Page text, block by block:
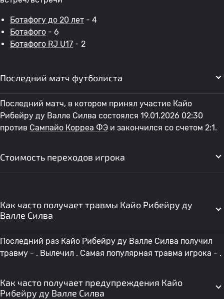
Ботафогу до 20 лет - 4
Ботафого - 6
Ботафого RJ U17 - 2
Последний матч футболиста
Последний матч, в котором принял участие Кайо
Рибейру ду Валле Силва состоялся 19.01.2026 02:30
против Сампайо Корреа ФЭ и закончился со счетом 2:1.
Стоимость переходов игрока
Как часто получает травмы Кайо Рибейру ду
Валле Силва
Последний раз Кайо Рибейру ду Валле Силва получил
травму - . Вылечил . Самая популярная травма игрока - .
Как часто получает предупреждения Кайо
Рибейру ду Валле Силва